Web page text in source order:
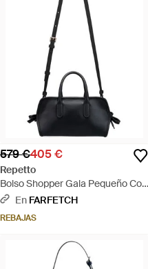
579 €405 €
Repetto
Bolso Shopper Gala Pequeño Con
Detalle De Lazo - Negro
En FARFETCH
REBAJAS